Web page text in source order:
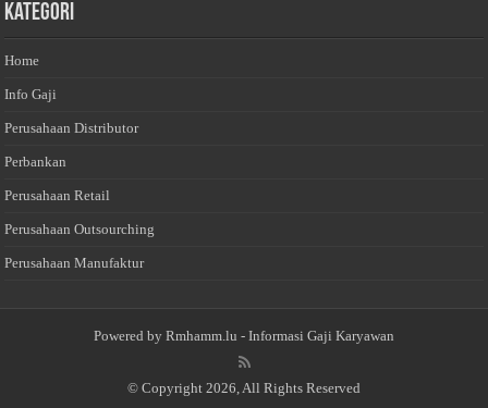
Kategori
Home
Info Gaji
Perusahaan Distributor
Perbankan
Perusahaan Retail
Perusahaan Outsourching
Perusahaan Manufaktur
Powered by Rmhamm.lu - Informasi Gaji Karyawan
© Copyright 2026, All Rights Reserved